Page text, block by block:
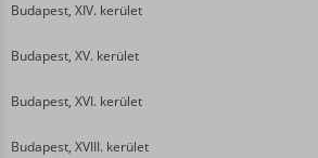
Budapest, XIV. kerület
Budapest, XV. kerület
Budapest, XVI. kerület
Budapest, XVIII. kerület